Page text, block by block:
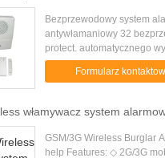
Bezprzewodowy system
antywłamaniowy 32
protect. automatycznego
gorący bubel niezawodna
Ochrona różne strefy: 32
Formularz
włamywacz system
GSM/3G Wireless Burglar
help Features: ◇ 2G/3G